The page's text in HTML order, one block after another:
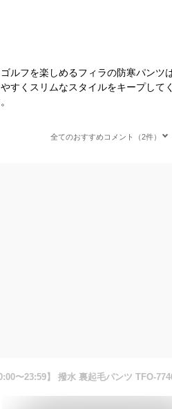
ルフを楽しめるフィラの防寒パンツ
すくスリムなスタイルをキープして
全てのおすすめコメント（2件）